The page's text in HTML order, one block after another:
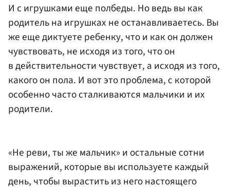
И с игрушками еще полбеды. Но ведь вы как
родитель на игрушках не останавливаетесь. Вы
же еще диктуете ребенку, что и как он должен
чувствовать, не исходя из того, что он
в действительности чувствует, а исходя из того,
какого он пола. И вот это проблема, с которой
особенно часто сталкиваются мальчики и их
родители.
«Не реви, ты же мальчик» и остальные сотни
выражений, которые вы используете каждый
день, чтобы вырастить из него настоящего